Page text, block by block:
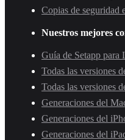
Copias de seguridad
Nuestros mejores
Guía de Setapp para
Todas las versiones
Todas las versiones
Generaciones del
Generaciones del
Generaciones del